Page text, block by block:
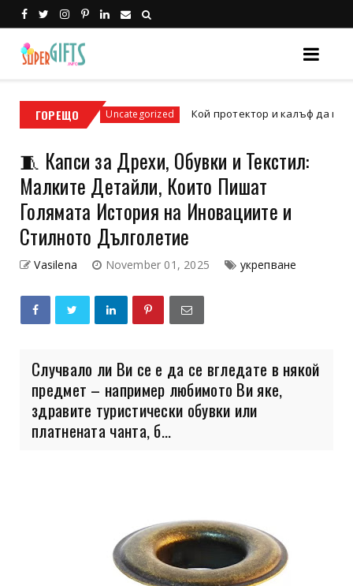
ГОРЕЩО
Uncategorized Кой протектор и калъф да изберем за
🧵 Капси за Дрехи, Обувки и Текстил:
Малките Детайли, Които Пишат
Голямата История на Иновациите и
Стилното Дълголетие
Vasilena November 01, 2025 укрепване
Случвало ли Ви се е да се вгледате в някой
предмет – например любимото Ви яке,
здравите туристически обувки или
платнената чанта, б...